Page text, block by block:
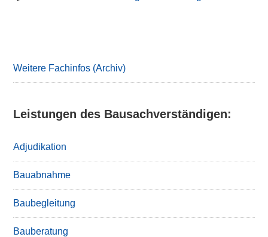
Weitere Fachinfos (Archiv)
Leistungen des Bausachverständigen:
Adjudikation
Bauabnahme
Baubegleitung
Bauberatung